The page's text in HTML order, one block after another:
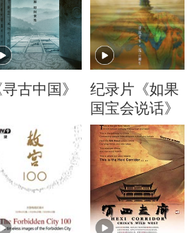
寻古中国》
纪录片《如果
国宝会说话》